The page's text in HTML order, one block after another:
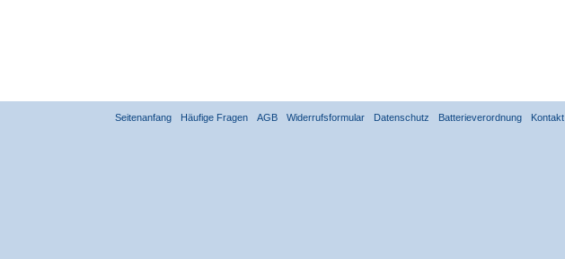
Seitenanfang Häufige Fragen AGB Widerrufsformular Datenschutz Batterieverordnung Kontakt